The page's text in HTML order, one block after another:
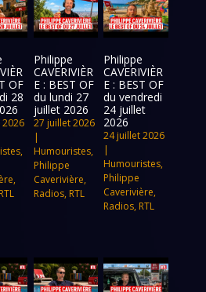
OF
28
,
,
RTL
Philippe
CAVERIVIÈR
E : BEST OF
du lundi 27
juillet 2026
27 juillet 2026
|
Humouristes,
Philippe
Caverivière,
Radios, RTL
Philippe
CAVERIVIÈR
E : BEST OF
du vendredi
24 juillet
2026
24 juillet 2026
|
Humouristes,
Philippe
Caverivière,
Radios, RTL